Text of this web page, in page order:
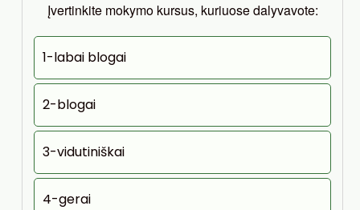
Įvertinkite mokymo kursus, kuriuose dalyvavote:
1-labai blogai
2-blogai
3-vidutiniškai
4-gerai